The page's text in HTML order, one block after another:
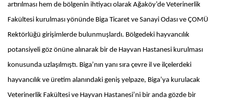
artırılması hem de bölgenin ihtiyacı olarak Ağaköy’de Veterinerlik
Fakültesi kurulması yönünde Biga Ticaret ve Sanayi Odası ve ÇOMÜ
Rektörlüğü girişimlerde bulunmuşlardı. Bölgedeki hayvancılık
potansiyeli göz önüne alınarak bir de Hayvan Hastanesi kurulması
konusunda uzlaşılmıştı. Biga’nın yanı sıra çevre il ve ilçelerdeki
hayvancılık ve üretim alanındaki geniş yelpaze, Biga’ya kurulacak
Veterinerlik Fakültesi ve Hayvan Hastanesi’ni bir anda gözde bir